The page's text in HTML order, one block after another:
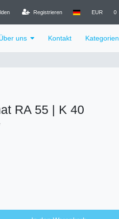
Registrieren EUR 0
uns Kontakt Kategorien
RA 55 | K 40